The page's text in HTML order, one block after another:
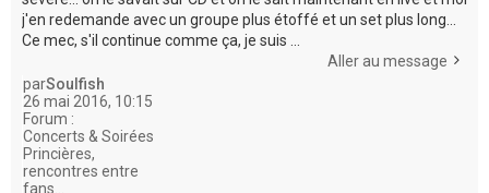
j'en redemande avec un groupe plus étoffé et un set plus long...
Ce mec, s'il continue comme ça, je suis ...
Aller au message
parSoulfish
26 mai 2016, 10:15
Forum :
Concerts & Soirées
Princières,
rencontres entre
fans...